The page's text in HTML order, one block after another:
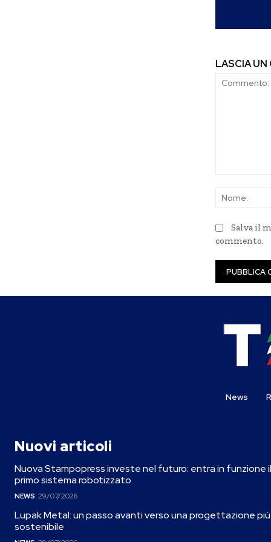
LASCIA
Salva il
commento.
News
Nuovi articoli
Nuova Stampopress investe nel futuro: entra in funzione il
primo sistema robotizzato
NEWS 29/07/2026
Lupak Metal: un passo avanti verso una progettazione più
sostenibile